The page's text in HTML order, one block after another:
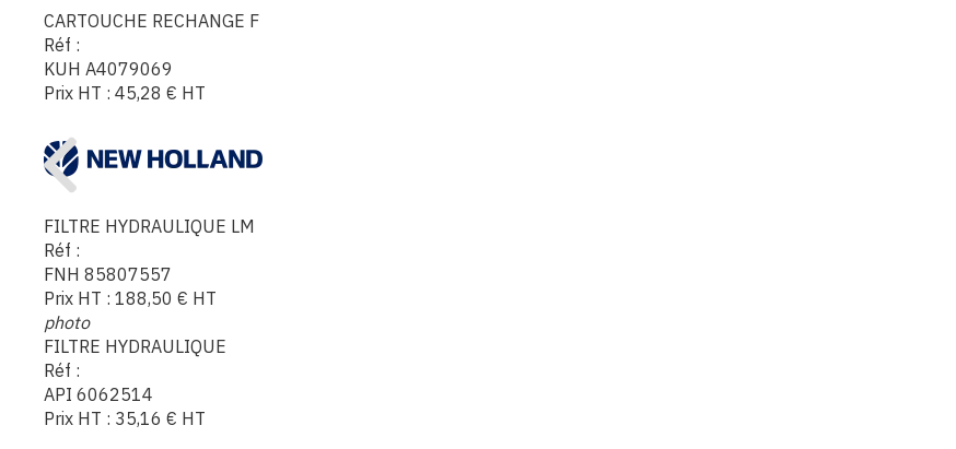
CARTOUCHE RECHANGE F
Réf :
KUH A4079069
Prix HT : 45,28 € HT
FILTRE HYDRAULIQUE LM
Réf :
FNH 85807557
Prix HT : 188,50 € HT
photo
FILTRE HYDRAULIQUE
Réf :
API 6062514
Prix HT : 35,16 € HT